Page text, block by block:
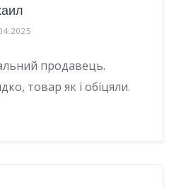
продавець.
товар як і обіцяли.